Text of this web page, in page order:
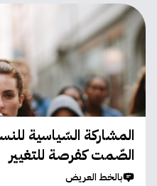
المشاركة السّياسية
الصّمت كفرصة للتغيير
بالخط العريض